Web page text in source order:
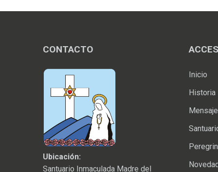
CONTACTO
Ubicación:
Santuario Inmaculada Madre del
Inicio
Historia